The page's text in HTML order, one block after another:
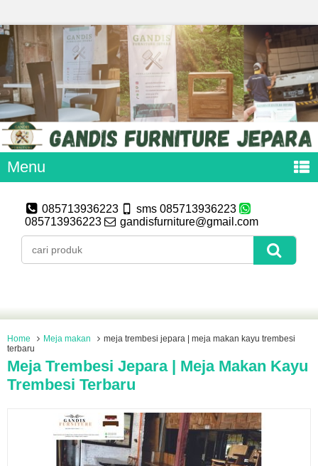
Menu
085713936223
sms 085713936223
085713936223
gandisfurniture@gmail.com
Home Meja makan
meja trembesi jepara | meja makan kayu trembesi
terbaru
Meja Trembesi Jepara | Meja Makan Kayu
Trembesi Terbaru